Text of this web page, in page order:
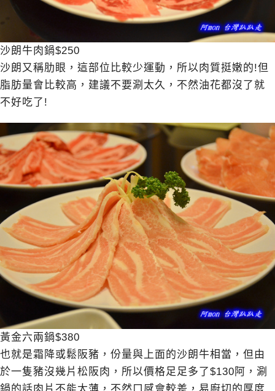
沙朗牛肉鍋$250
沙朗又稱肋眼，這部位比較少運動，所以肉質挺嫩的!但
脂肪量會比較高，建議不要涮太久，不然油花都沒了就
不好吃了!
黃金六兩鍋$380
也就是霜降或鬆阪豬，份量與上面的沙朗牛相當，但由
於一隻豬沒幾片松阪肉，所以價格足足多了$130阿，涮
鍋的話肉片不能太薄，不然口感會較差，易廚切的厚度